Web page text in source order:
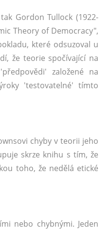
Gordon Tullock (1922-
Theory of Democracy",
které odsuzoval u
že teorie spočívající na
založené na
'testovatelné' tímto
chyby v teorii jeho
skrze knihu s tím, že
toho, že nedělá etické
nebo chybnými. Jeden